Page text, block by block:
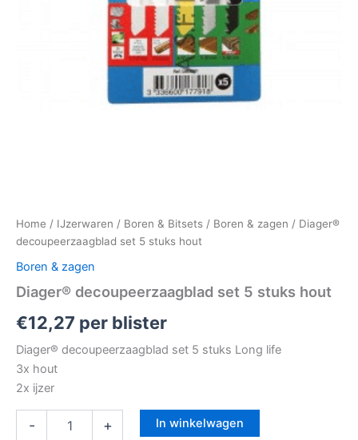
Home / IJzerwaren / Boren & Bitsets / Boren & zagen / Diager®
decoupeerzaagblad set 5 stuks hout
Boren & zagen
Diager® decoupeerzaagblad set 5 stuks hout
€12,27 per blister
Diager® decoupeerzaagblad set 5 stuks Long life
3x hout
2x ijzer
- + In winkelwagen